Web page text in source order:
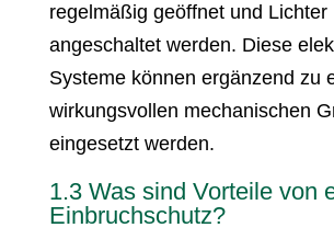
regelmäßig geöffnet und Lichter
angeschaltet werden. Diese
Systeme können ergänzend zu
wirkungsvollen mechanischen
eingesetzt werden.
1.3 Was sind Vorteile von
Einbruchschutz?